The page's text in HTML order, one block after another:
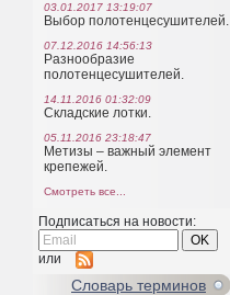
03.01.2017 13:19:07
Выбор полотенцесушителей.
07.12.2016 14:56:13
Разнообразие
полотенцесушителей.
14.11.2016 01:32:09
Складские лотки.
05.11.2016 23:18:47
Метизы – важный элемент
крепежей.
Смотреть все...
Подписаться на новости:
или
Cловарь терминов